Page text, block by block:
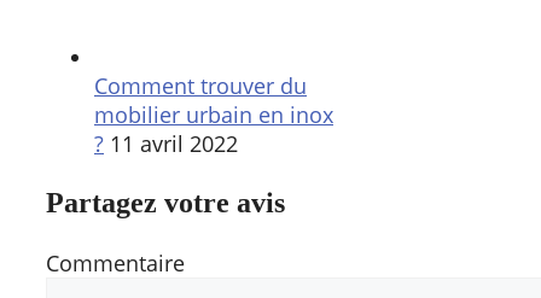
Comment trouver du
mobilier urbain en inox
? 11 avril 2022
Partagez votre avis
Commentaire